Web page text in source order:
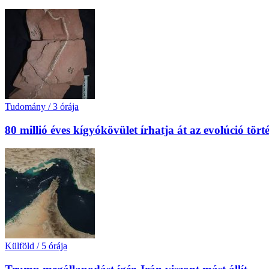
Tudomány / 3 órája
80 millió éves kígyókövület írhatja át az evolúció
Külföld / 5 órája